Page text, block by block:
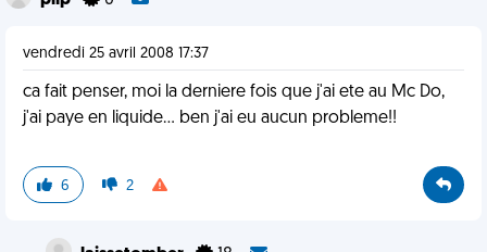
vendredi 25 avril 2008 17:37
ca fait penser, moi la derniere fois que j'ai ete au Mc Do,
j'ai paye en liquide... ben j'ai eu aucun probleme!!
6 2